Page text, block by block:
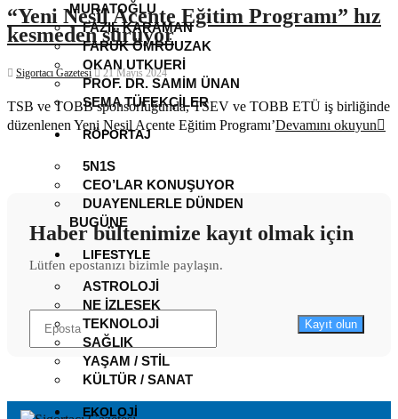
MURATOĞLU
FAZIL KARAMAN
FARUK ÖMRÜUZAK
OKAN UTKUERI
PROF. DR. SAMIM ÜNAN
SEMA TÜFEKÇILER
RÖPORTAJ
5N1S
CEO’LAR KONUŞUYOR
DUAYENLERLE DÜNDEN
BUGÜNE
LIFESTYLE
ASTROLOJI
NE İZLESEK
TEKNOLOJI
SAĞLIK
YAŞAM / STIL
KÜLTÜR / SANAT
EKOLOJI
“Yeni Nesil Acente Eğitim Programı” hız
kesmeden sürüyor
Sigortacı Gazetesi 21 Mayıs 2024
TSB ve TOBB sponsorluğunda, TSEV ve TOBB ETÜ iş birliğinde
düzenlenen Yeni Nesil Acente Eğitim Programı’Devamını okuyun
Haber bültenimize kayıt olmak için
Lütfen epostanızı bizimle paylaşın.
Kayıt olun